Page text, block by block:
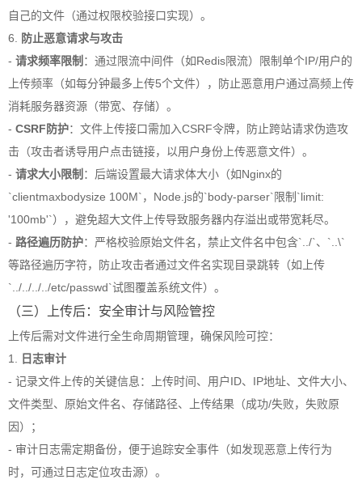
自己的文件（通过权限校验接口实现）。
6.
防止恶意请求与攻击
- 请求频率限制 ：通过限流中间件（如Redis限流）限制单个IP/用户的
上传频率（如每分钟最多上传5个文件），防止恶意用户通过高频上传
消耗服务器资源（带宽、存储）。
- CSRF防护：文件上传接口需加入CSRF令牌，防止跨站请求伪造攻
击（攻击者诱导用户点击链接，以用户身份上传恶意文件）。
- 请求大小限制 ：后端设置最大请求体大小（如Nginx的
`clientmaxbodysize 100M`，Node.js的`body-parser`限制`limit:
'100mb'`），避免超大文件上传导致服务器内存溢出或带宽耗尽。
- 路径遍历防护：严格校验原始文件名，禁止文件名中包含`../`、`..\`
等路径遍历字符，防止攻击者通过文件名实现目录跳转（如上传
`../../../../etc/passwd`试图覆盖系统文件）。
（三）上传后：安全审计与风险管控
上传后需对文件进行全生命周期管理，确保风险可控：
1.
日志审计
- 记录文件上传的关键信息：上传时间、用户ID、IP地址、文件大小、
文件类型、原始文件名、存储路径、上传结果（成功/失败，失败原
因）；
- 审计日志需定期备份，便于追踪安全事件（如发现恶意上传行为
时，可通过日志定位攻击源）。